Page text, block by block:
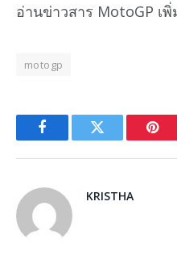
อ่านข่าวสาร MotoGP เพิ่
motogp
FacebookTwitter
KRISTHA